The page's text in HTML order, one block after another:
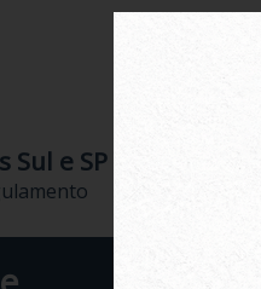
Sul e SP